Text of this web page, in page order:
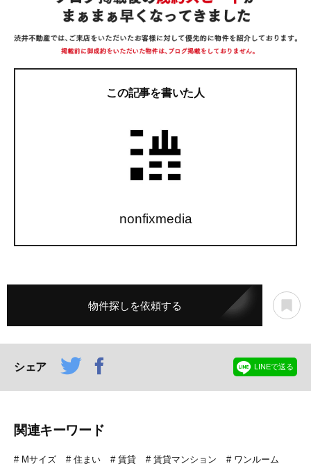
この記事を書いた人
nonfixmedia
物件探しを依頼する
シェア LINEで送る
関連キーワード
Mサイズ 住まい 賃貸 賃貸マンション
ワンルーム